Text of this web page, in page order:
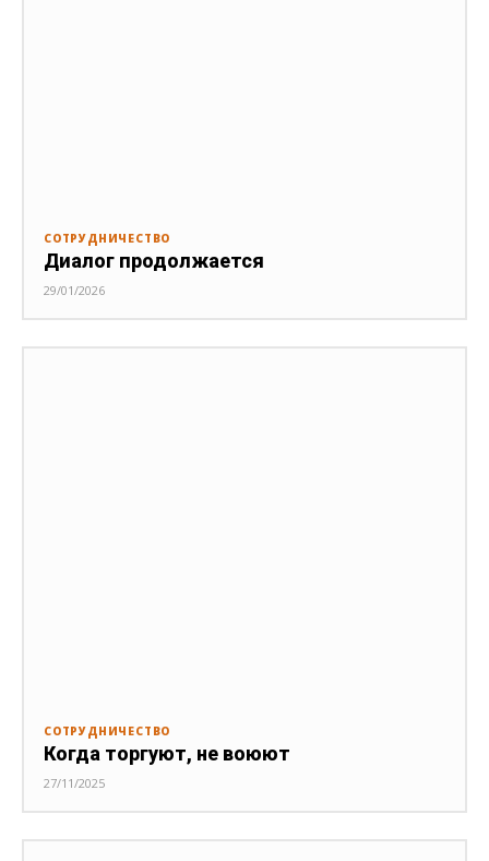
СОТРУДНИЧЕСТВО
Диалог продолжается
29/01/2026
СОТРУДНИЧЕСТВО
Когда торгуют, не воюют
27/11/2025